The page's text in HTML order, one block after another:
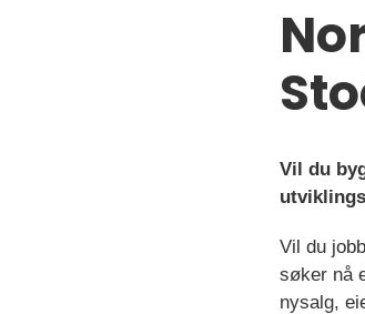
Vil du
Vil du
søker nå
nysalg,